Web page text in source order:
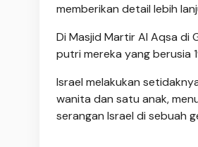
memberikan detail lebih
Di Masjid Martir Al Aqsa di
putri mereka yang berusia
Israel melakukan
wanita dan satu anak,
serangan Israel di sebuah